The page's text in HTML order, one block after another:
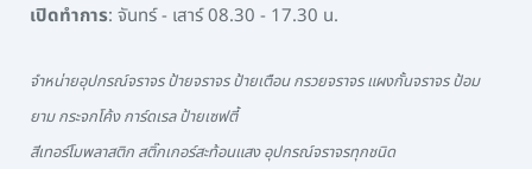
เปิดทำการ: จันทร์ - เสาร์ 08.30 - 17.30 น.
จำหน่ายอุปกรณ์จราจร ป้ายจราจร ป้ายเตือน กรวยจราจร แผงกั้นจราจร ป้อม
ยาม กระจกโค้ง การ์ดเรล ป้ายเซฟตี้
สีเทอร์โมพลาสติก สติ๊กเกอร์สะท้อนแสง อุปกรณ์จราจรทุกชนิด